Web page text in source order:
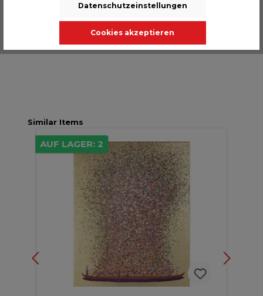
Technische Daten
Bewertungen
Similar Items
AUF LAGER: 2
Datenschutzeinstellungen
Cookies akzeptieren